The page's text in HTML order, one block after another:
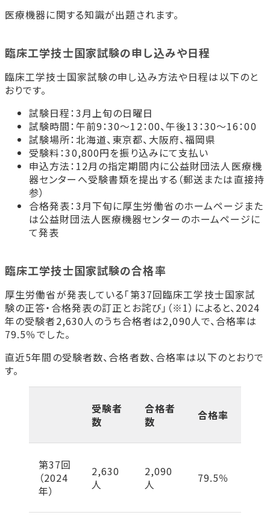
医療機器に関する知識が出題されます。
臨床工学技士国家試験の申し込みや日程
臨床工学技士国家試験の申し込み方法や日程は以下のと
おりです。
試験日程：3月上旬の日曜日
試験時間：午前9：30～12：00、午後13：30～16：00
試験場所：北海道、東京都、大阪府、福岡県
受験料：30,800円を振り込みにて支払い
申込方法：12月の指定期間内に公益財団法人医療機
器センターへ受験書類を提出する（郵送または直接持
参）
合格発表：3月下旬に厚生労働省のホームページまた
は公益財団法人医療機器センターのホームページに
て発表
臨床工学技士国家試験の合格率
厚生労働省が発表している「第37回臨床工学技士国家試
験の正答・合格発表の訂正とお詫び」（※1）によると、2024
年の受験者2,630人のうち合格者は2,090人で、合格率は
79.5％でした。
直近5年間の受験者数、合格者数、合格率は以下のとおりで
す。
受験者
数
合格者
数
合格率
第37回
（2024
年）
2,630
人
2,090
人
79.5％